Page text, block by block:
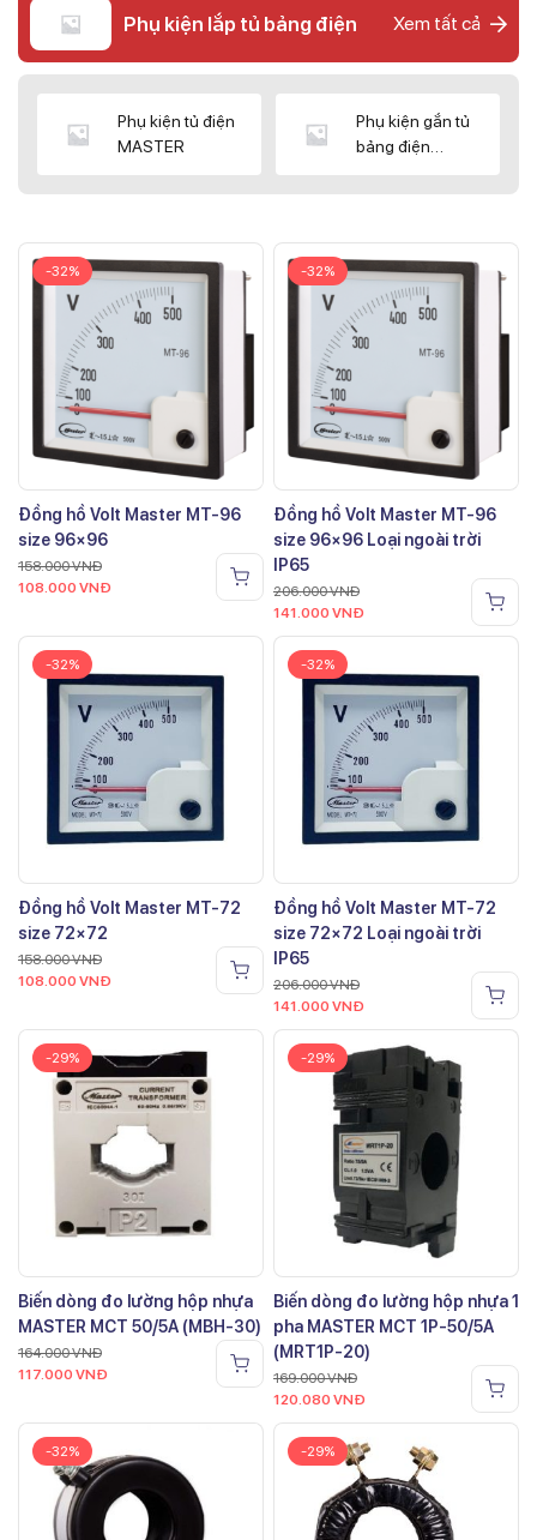
Phụ kiện lắp tủ bảng điện Xem tất cả
Phụ kiện tủ điện
MASTER
Phụ kiện gắn tủ
bảng điện
-32%
Đồng hồ Volt Master MT-96
size 96×96
158.000VNĐ
108.000 VNĐ
-32%
Đồng hồ Volt Master MT-96
size 96×96 Loại ngoài trời
IP65
206.000VNĐ
141.000 VNĐ
-32%
Đồng hồ Volt Master MT-72
size 72×72
158.000VNĐ
108.000 VNĐ
-32%
Đồng hồ Volt Master MT-72
size 72×72 Loại ngoài trời
IP65
206.000VNĐ
141.000 VNĐ
-29%
Biến dòng đo lường hộp nhựa
MASTER MCT 50/5A (MBH-30)
164.000VNĐ
117.000 VNĐ
-29%
Biến dòng đo lường hộp nhựa 1
pha MASTER MCT 1P-50/5A
(MRT1P-20)
169.000VNĐ
120.080 VNĐ
-32% -29%